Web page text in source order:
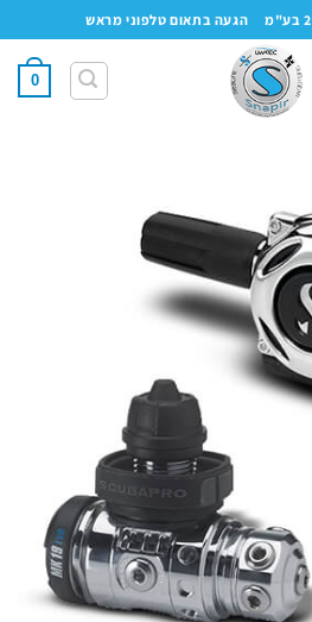
הגעה בתאום טלפוני מראש
0